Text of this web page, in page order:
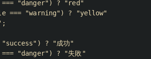
=== "danger") ?
"red"
=== "warning") ?
"yellow"
;
"success" ) ?
"成功"
=== "danger") ?
"失敗"